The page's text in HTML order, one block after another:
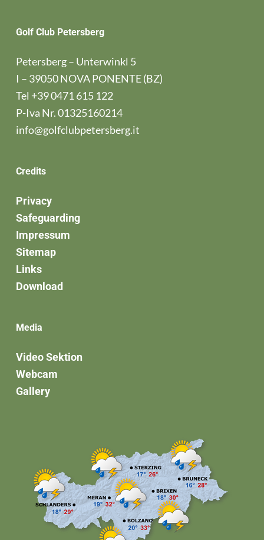
Golf Club Petersberg
Petersberg – Unterwinkl 5
I – 39050 NOVA PONENTE (BZ)
Tel +39 0471 615 122
P-Iva Nr. 01325160214
info@golfclubpetersberg.it
Credits
Privacy
Safeguarding
Impressum
Sitemap
Links
Download
Media
Video Sektion
Webcam
Gallery